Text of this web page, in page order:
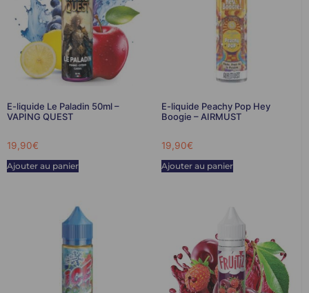
E-liquide Le Paladin 50ml –
VAPING QUEST
19,90€
Ajouter au panier
E-liquide Peachy Pop Hey
Boogie – AIRMUST
19,90€
Ajouter au panier